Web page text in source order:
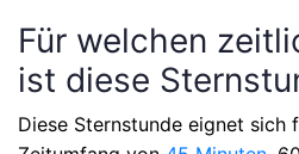
Für welchen
ist diese
Diese Sternstunde eignet sich